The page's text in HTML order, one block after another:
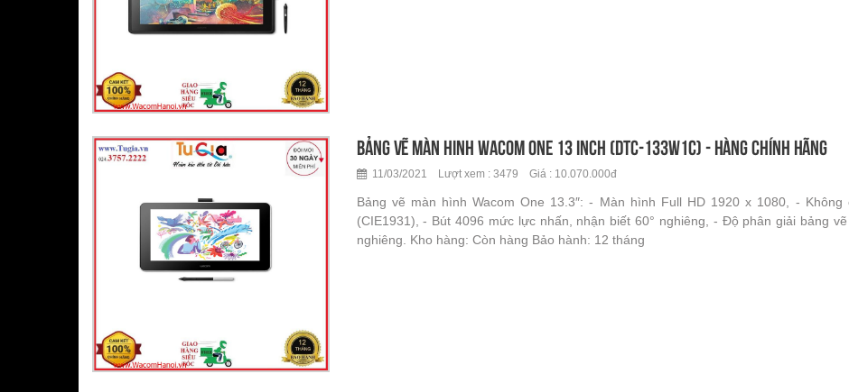
Bảng vẽ màn hinh Wacom One 13 inch (DTC-133W1C) - hàng chính hãng
11/03/2021 Lượt xem : 3479 Giá : 10.070.000đ
Bảng vẽ màn hình Wacom One 13.3″: - Màn hình Full HD 1920 x 1080, - Không
(CIE1931), - Bút 4096 mức lực nhấn, nhận biết 60° nghiêng, - Độ phân giải bảng
nghiêng. Kho hàng: Còn hàng Bảo hành: 12 tháng